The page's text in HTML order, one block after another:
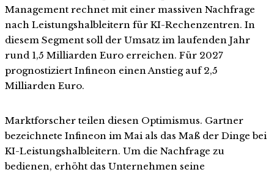
Management rechnet mit einer massiven Nachfrage
nach Leistungshalbleitern für KI-Rechenzentren. In
diesem Segment soll der Umsatz im laufenden Jahr
rund 1,5 Milliarden Euro erreichen. Für 2027
prognostiziert Infineon einen Anstieg auf 2,5
Milliarden Euro.
Marktforscher teilen diesen Optimismus. Gartner
bezeichnete Infineon im Mai als das Maß der Dinge bei
KI-Leistungshalbleitern. Um die Nachfrage zu
bedienen, erhöht das Unternehmen seine